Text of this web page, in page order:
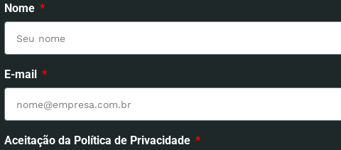
Nome
E-mail
Aceitação da Política de Privacidade